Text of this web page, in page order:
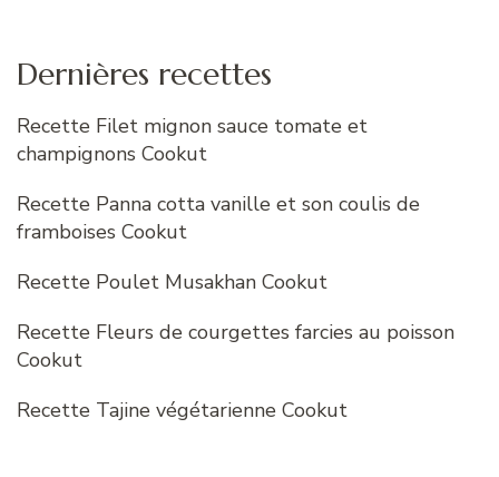
Dernières recettes
Recette Filet mignon sauce tomate et
champignons Cookut
Recette Panna cotta vanille et son coulis de
framboises Cookut
Recette Poulet Musakhan Cookut
Recette Fleurs de courgettes farcies au poisson
Cookut
Recette Tajine végétarienne Cookut